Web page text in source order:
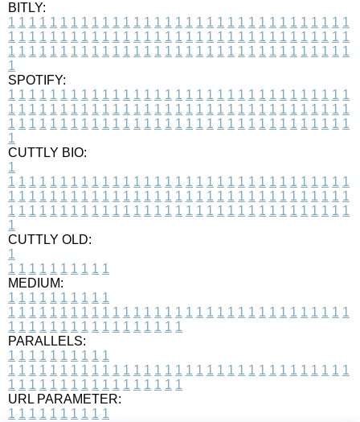
BITLY:
1 1 1 1 1 1 1 1 1 1 1 1 1 1 1 1 1 1 1 1 1 1 1 1 1 1 1 1 1 1 1 1 1
1 1 1 1 1 1 1 1 1 1 1 1 1 1 1 1 1 1 1 1 1 1 1 1 1 1 1 1 1 1 1 1 1
1 1 1 1 1 1 1 1 1 1 1 1 1 1 1 1 1 1 1 1 1 1 1 1 1 1 1 1 1 1 1 1 1
1
SPOTIFY:
1 1 1 1 1 1 1 1 1 1 1 1 1 1 1 1 1 1 1 1 1 1 1 1 1 1 1 1 1 1 1 1 1
1 1 1 1 1 1 1 1 1 1 1 1 1 1 1 1 1 1 1 1 1 1 1 1 1 1 1 1 1 1 1 1 1
1 1 1 1 1 1 1 1 1 1 1 1 1 1 1 1 1 1 1 1 1 1 1 1 1 1 1 1 1 1 1 1 1
1
CUTTLY BIO:
1
1 1 1 1 1 1 1 1 1 1 1 1 1 1 1 1 1 1 1 1 1 1 1 1 1 1 1 1 1 1 1 1 1
1 1 1 1 1 1 1 1 1 1 1 1 1 1 1 1 1 1 1 1 1 1 1 1 1 1 1 1 1 1 1 1 1
1 1 1 1 1 1 1 1 1 1 1 1 1 1 1 1 1 1 1 1 1 1 1 1 1 1 1 1 1 1 1 1 1
1
CUTTLY OLD:
1
1 1 1 1 1 1 1 1 1 1
MEDIUM:
1 1 1 1 1 1 1 1 1 1
1 1 1 1 1 1 1 1 1 1 1 1 1 1 1 1 1 1 1 1 1 1 1 1 1 1 1 1 1 1 1 1 1
1 1 1 1 1 1 1 1 1 1 1 1 1 1 1 1 1
PARALLELS:
1 1 1 1 1 1 1 1 1 1
1 1 1 1 1 1 1 1 1 1 1 1 1 1 1 1 1 1 1 1 1 1 1 1 1 1 1 1 1 1 1 1 1
1 1 1 1 1 1 1 1 1 1 1 1 1 1 1 1 1
URL PARAMETER:
1 1 1 1 1 1 1 1 1 1